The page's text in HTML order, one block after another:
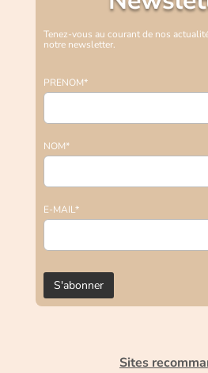
Tenez-vous au courant de nos
notre newsletter.
PRENOM*
NOM*
E-MAIL*
Sites